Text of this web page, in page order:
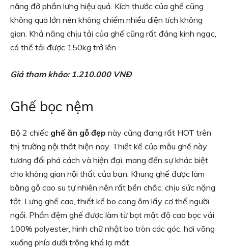
nâng đỡ phần lưng hiệu quả. Kích thước của ghế cũng
không quá lớn nên không chiếm nhiều diện tích không
gian. Khả năng chịu tải của ghế cũng rất đáng kinh ngạc,
có thể tải được 150kg trở lên.
Giá tham khảo: 1.210.000 VNĐ
Ghế bọc nệm
Bộ 2 chiếc ghế ăn gỗ đẹp này cũng đang rất HOT trên
thị trường nội thất hiện nay. Thiết kế của mẫu ghế này
tương đối phá cách và hiện đại, mang đến sự khác biệt
cho không gian nội thất của bạn. Khung ghế được làm
bằng gỗ cao su tự nhiên nên rất bền chắc, chịu sức nặng
tốt. Lưng ghế cao, thiết kế bo cong ôm lấy cơ thể người
ngồi. Phần đệm ghế được làm từ bọt mật độ cao bọc vải
100% polyester, hình chữ nhật bo tròn các góc, hơi võng
xuống phía dưới trông khá lạ mắt.